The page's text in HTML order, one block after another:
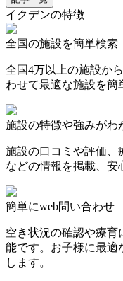
イクデンの特徴
全国の施設を簡単検索
全国4万以上の施設か
わせて最適な施設を簡
施設の特徴や強みがわ
施設の口コミや評価、
などの情報を掲載、安
簡単にweb問い合わせ
空き状況の確認や療育
能です。お子様に最適
します。